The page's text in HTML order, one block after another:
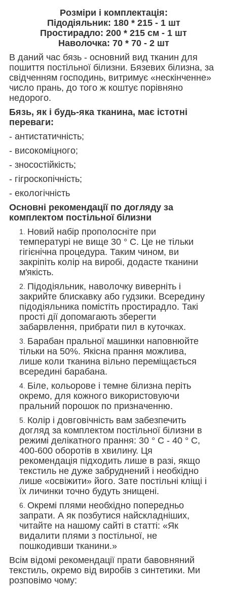
Розміри і комплектація:
Підодіяльник: 180 * 215 - 1 шт
Простирадло: 200 * 215 см - 1 шт
Наволочка: 70 * 70 - 2 шт
В даний час бязь - основний вид тканин для
пошиття постільної білизни. Бязевих білизна, за
свідченням господинь, витримує «нескінченне»
число прань, до того ж коштує порівняно
недорого.
Бязь, як і будь-яка тканина, має істотні
переваги:
- антистатичність;
- високоміцного;
- зносостійкість;
- гігроскопічність;
- екологічність
Основні рекомендації по догляду за
комплектом постільної білизни
Новий набір прополосніте при
температурі не вище 30 ° С. Це не тільки
гігієнічна процедура. Таким чином, ви
закріпіть колір на виробі, додасте тканини
м'якість.
Підодіяльник, наволочку виверніть і
закрийте блискавку або гудзики. Всередину
підодіяльника помістіть простирадло. Такі
прості дії допомагають зберегти
забарвлення, прибрати пил в куточках.
Барабан пральної машинки наповнюйте
тільки на 50%. Якісна прання можлива,
лише коли тканина вільно переміщається
всередині барабана.
Біле, кольорове і темне білизна періть
окремо, для кожного використовуючи
пральний порошок по призначенню.
Колір і довговічність вам забезпечить
догляд за комплектом постільної білизни в
режимі делікатного прання: 30 ° С - 40 ° С,
400-600 оборотів в хвилину. Ця
рекомендація підходить лише в разі, якщо
текстиль не дуже забруднений і необхідно
лише «освіжити» його. Зате постільні кліщі і
їх личинки точно будуть знищені.
Окремі плями необхідно попередньо
запрати. А як позбутися найскладніших,
читайте на нашому сайті в статті: «Як
видалити плями з постільної, не
пошкодивши тканини.»
Всім відомі рекомендації прати бавовняний
текстиль, окремо від виробів з синтетики. Ми
розповімо чому: